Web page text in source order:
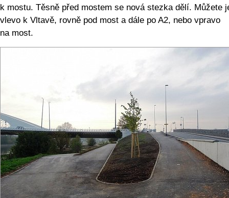
k mostu. Těsně před mostem se nová stezka dělí. Můžete
vlevo k Vltavě, rovně pod most a dále po A2, nebo vpravo
na most.